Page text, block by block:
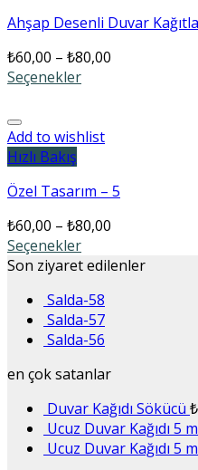
Ahşap Desenli Duvar
₺60,00 – ₺80,00
Seçenekler
Add to wishlist
Hızlı Bakış
Özel Tasarım – 5
₺60,00 – ₺80,00
Seçenekler
Son ziyaret edilenler
Salda-58
Salda-57
Salda-56
en çok satanlar
Duvar Kağıdı Sökücü ₺
Ucuz Duvar Kağıdı 5
Ucuz Duvar Kağıdı 5